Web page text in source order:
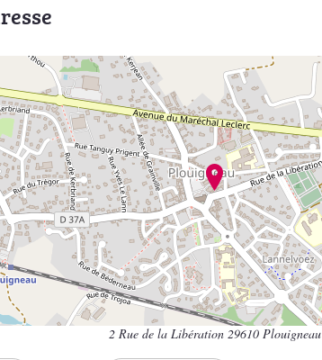
2 Rue de la Libération 29610 Plouigneau